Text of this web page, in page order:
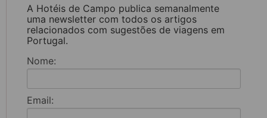
A Hotéis de Campo publica semanalmente
uma newsletter com todos os artigos
relacionados com sugestões de viagens em
Portugal.
Nome:
Email: